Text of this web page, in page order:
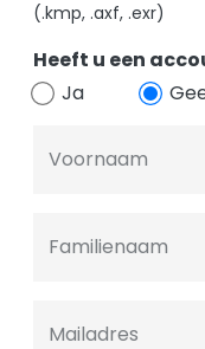
(.kmp, .axf, .exr)
Heeft u een
Ja
Voornaam
Familienaam
Mailadres